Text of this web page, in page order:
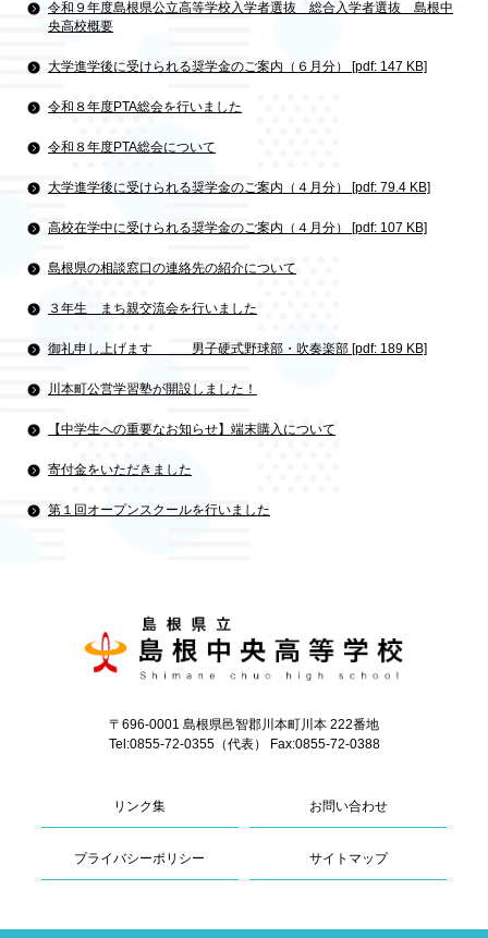
令和９年度島根県公立高等学校入学者選抜 総合入学者選抜 島根中
央高校概要
大学進学後に受けられる奨学金のご案内（６月分） [pdf: 147 KB]
令和８年度PTA総会を行いました
令和８年度PTA総会について
大学進学後に受けられる奨学金のご案内（４月分） [pdf: 79.4 KB]
高校在学中に受けられる奨学金のご案内（４月分） [pdf: 107 KB]
島根県の相談窓口の連絡先の紹介について
３年生 まち親交流会を行いました
御礼申し上げます 男子硬式野球部・吹奏楽部 [pdf: 189 KB]
川本町公営学習塾が開設しました！
【中学生への重要なお知らせ】端末購入について
寄付金をいただきました
第１回オープンスクールを行いました
〒696-0001 島根県邑智郡川本町川本 222番地
Tel:0855-72-0355（代表） Fax:0855-72-0388
リンク集 お問い合わせ
プライバシーポリシー サイトマップ